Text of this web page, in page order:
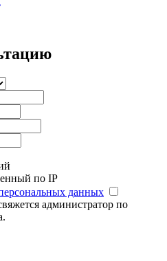
по IP
данных
администратор по